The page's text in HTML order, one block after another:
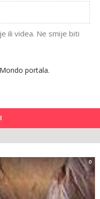
ili videa. Ne smije biti
Mondo portala.
0